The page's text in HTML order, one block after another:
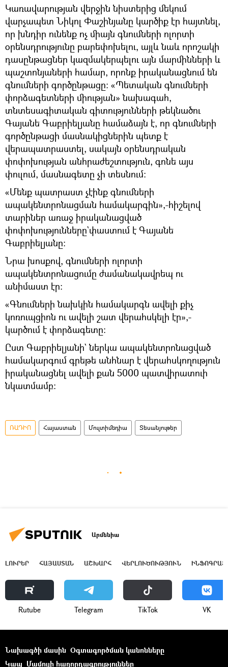
Կառավարության վերջին նիստերից մեկում
վարչապետ Նիկոլ Փաշինյանը կարծիք էր հայտնել,
որ խնդիր ունենք ոչ միայն գնումների ոլորտի
օրենսդրությունը բարեփոխելու, այլև նաև որոշակի
դասընթացներ կազմակերպելու այն մարմինների և
պաշտոնյաների համար, որոնք իրականացնում են
գնումների գործընթացը: «Պետական գնումների
փորձագետների միության» նախագահ,
տնտեսագիտական գիտությունների թեկնածու
Գայանե Գաբրիելյանը համաձայն է, որ գնումների
գործընթացի մասնակիցներին պետք է
վերապատրաստել, սակայն օրենսդրական
փոփոխության անհրաժեշտություն, գոնե այս
փուլում, մասնագետը չի տեսնում։
«Մենք պատրաստ չէինք գնումների
ապակենտրոնացման համակարգին»,-հիշելով
տարիներ առաջ իրականացված
փոփոխությունները`փաստում է Գայանե
Գաբրիելյանը։
Նրա խոսքով, գնումների ոլորտի
ապակենտրոնացումը ժամանակավրեպ ու
անիմաստ էր։
«Գնումների նախկին համակարգն ավելի քիչ
կոռուպցիոն ու ավելի շատ վերահսկելի էր»,-
կարծում է փորձագետը։
Ըստ Գաբրիելյանի` ներկա ապակենտրոնացված
համակարգում գրեթե անհնար է վերահսկողություն
իրականացնել ավելի քան 5000 պատվիրատուի
նկատմամբ։
ՌԱԴԻՈ Հայաստան Մուլտիմեդիա Տեսանյութեր
Արմենիա
ԼՈՒՐԵՐ ՀԱՅԱՍՏԱՆ ԱՇԽԱՐՀ ՎԵՐԼՈՒԾՈՒԹՅՈՒՆ
Rutube Telegram ТikТоk VK
Նախագծի մասին Օգտագործման կանոնները
Կապ Մամուլի հաղորդագրություններ